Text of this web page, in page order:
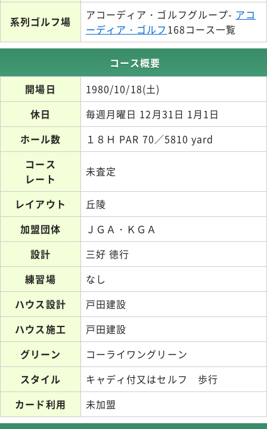
系列ゴルフ場 アコーディア・ゴルフグループ- アコ
ーディア・ゴルフ 168コース一覧
コース概要
開場日
1980/10/18(土)
休日
毎週月曜日 12月31日 1月1日
ホール数
１８Ｈ PAR 70／5810 yard
コース
レート
未査定
レイアウト
丘陵
加盟団体
ＪＧＡ・ＫＧＡ
設計
三好 徳行
練習場
なし
ハウス設計
戸田建設
ハウス施工
戸田建設
グリーン
コーライワングリーン
スタイル
キャディ付又はセルフ 歩行
カード利用
未加盟